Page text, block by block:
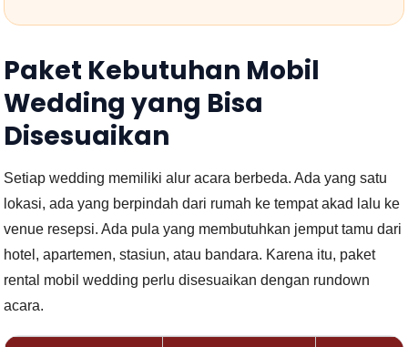
Paket Kebutuhan Mobil
Wedding yang Bisa
Disesuaikan
Setiap wedding memiliki alur acara berbeda. Ada yang satu
lokasi, ada yang berpindah dari rumah ke tempat akad lalu ke
venue resepsi. Ada pula yang membutuhkan jemput tamu dari
hotel, apartemen, stasiun, atau bandara. Karena itu, paket
rental mobil wedding perlu disesuaikan dengan rundown
acara.